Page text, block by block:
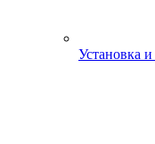
Установка